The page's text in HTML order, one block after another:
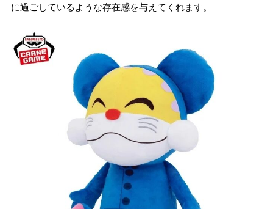
に過ごしているような存在感を与えてくれます。